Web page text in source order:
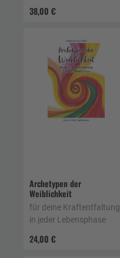
38,00 €
Archetypen der
Weiblichkeit
24,00 €
für deine Kraftentfaltung
in jeder Lebensphase